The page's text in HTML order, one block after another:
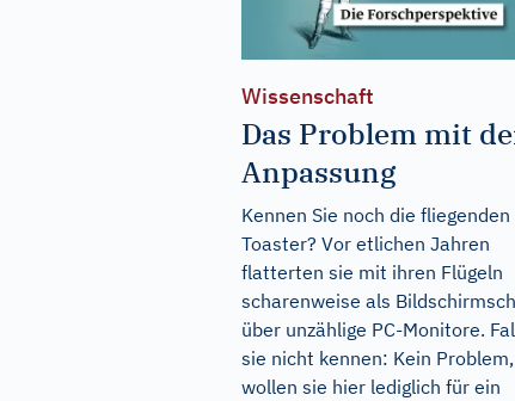
Wissenschaft
Das Problem mit
Anpassung
Kennen Sie noch die fliegenden
Toaster? Vor etlichen Jahren
flatterten sie mit ihren Flügeln
scharenweise als
über unzählige PC-Monitore.
sie nicht kennen: Kein
wollen sie hier lediglich für ein